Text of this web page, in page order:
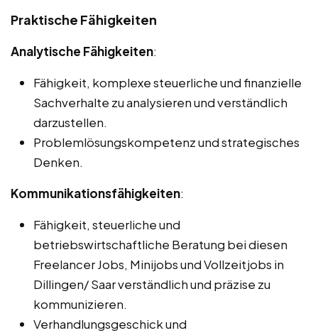
Praktische Fähigkeiten
Analytische Fähigkeiten:
Fähigkeit, komplexe steuerliche und finanzielle
Sachverhalte zu analysieren und verständlich
darzustellen.
Problemlösungskompetenz und strategisches
Denken.
Kommunikationsfähigkeiten:
Fähigkeit, steuerliche und
betriebswirtschaftliche Beratung bei diesen
Freelancer Jobs, Minijobs und Vollzeitjobs in
Dillingen/ Saar verständlich und präzise zu
kommunizieren.
Verhandlungsgeschick und